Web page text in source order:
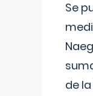
Se
de